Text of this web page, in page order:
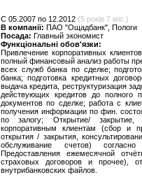
C 05.2007 по 12.2012 (5 років 7 міс.)
В компанії: ПАО "Ощадбанк", Пологи
Посада: Главный экономист
Функціональні обов'язки:
Привлечение корпоративных
полный финансовый анализ работы
всех служб банка по сделке;
банка; подготовка кредитных
выдача кредита, реструктуризация
действующих кредитов до полного
документов по сделке; работа с
получения информации по фин.
по залогу; Открытие/ закрытие,
корпоративным клиентам (сбор и
открытия / закрытия,
обслуживание счетов)
Предоставления ежемесячной
страховых договоров и прочее),
внутрибанковских файлов.